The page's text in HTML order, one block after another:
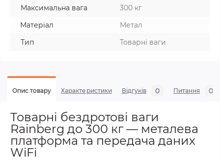
Максимальна вага
300 кг
Матеріал
Метал
Тип
Товарні ваги
Опис товару Характеристики Відгуків 0 Питання 0
Товарні бездротові ваги
Rainberg до 300 кг — металева
платформа та передача даних
WiFi